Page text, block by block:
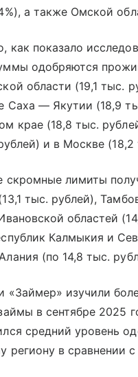
а также Омской
как показало
одобряются
области (19,1 тыс.
Саха — Якутии (18,9
крае (18,8 тыс.
и в Москве (18,2
скромные лимиты
тыс. рублей),
областей
Калмыкия и
(по 14,8 тыс.
«Займер» изучили
в сентябре 2025
средний уровень
региону в сравнении с